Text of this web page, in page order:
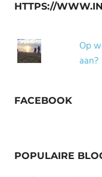
HTTPS://
Op
aan?
FACEBOOK
POPULAIRE